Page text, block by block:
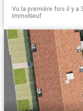
Vu la première fois il y a
ImmoNeuf